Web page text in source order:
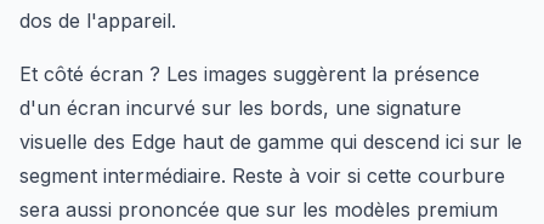
dos de l'appareil.
Et côté écran ? Les images suggèrent la présence
d'un écran incurvé sur les bords, une signature
visuelle des Edge haut de gamme qui descend ici sur le
segment intermédiaire. Reste à voir si cette courbure
sera aussi prononcée que sur les modèles premium